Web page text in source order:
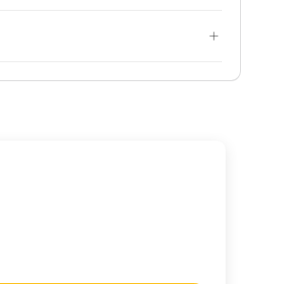
Absoluta | Élite Pitch Black